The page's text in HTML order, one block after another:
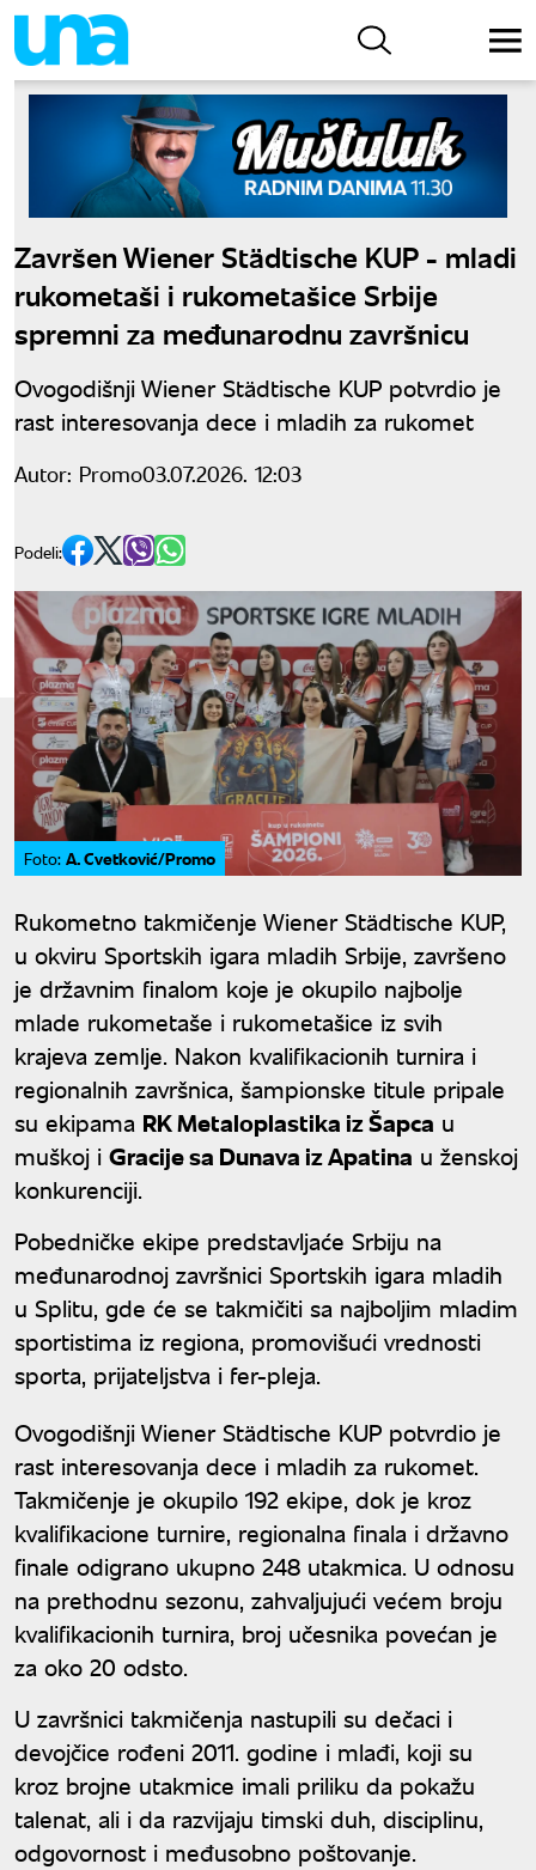
Završen Wiener Städtische KUP - mladi
rukometaši i rukometašice Srbije
spremni za međunarodnu završnicu
Ovogodišnji Wiener Städtische KUP potvrdio je
rast interesovanja dece i mladih za rukomet
Autor: Promo03.07.2026. 12:03
Podeli:
Foto: A. Cvetković/Promo
Rukometno takmičenje Wiener Städtische KUP,
u okviru Sportskih igara mladih Srbije, završeno
je državnim finalom koje je okupilo najbolje
mlade rukometaše i rukometašice iz svih
krajeva zemlje. Nakon kvalifikacionih turnira i
regionalnih završnica, šampionske titule pripale
su ekipama RK Metaloplastika iz Šapca u
muškoj i Gracije sa Dunava iz Apatina u ženskoj
konkurenciji.
Pobedničke ekipe predstavljaće Srbiju na
međunarodnoj završnici Sportskih igara mladih
u Splitu, gde će se takmičiti sa najboljim mladim
sportistima iz regiona, promovišući vrednosti
sporta, prijateljstva i fer-pleja.
Ovogodišnji Wiener Städtische KUP potvrdio je
rast interesovanja dece i mladih za rukomet.
Takmičenje je okupilo 192 ekipe, dok je kroz
kvalifikacione turnire, regionalna finala i državno
finale odigrano ukupno 248 utakmica. U odnosu
na prethodnu sezonu, zahvaljujući većem broju
kvalifikacionih turnira, broj učesnika povećan je
za oko 20 odsto.
U završnici takmičenja nastupili su dečaci i
devojčice rođeni 2011. godine i mlađi, koji su
kroz brojne utakmice imali priliku da pokažu
talenat, ali i da razvijaju timski duh, disciplinu,
odgovornost i međusobno poštovanje.